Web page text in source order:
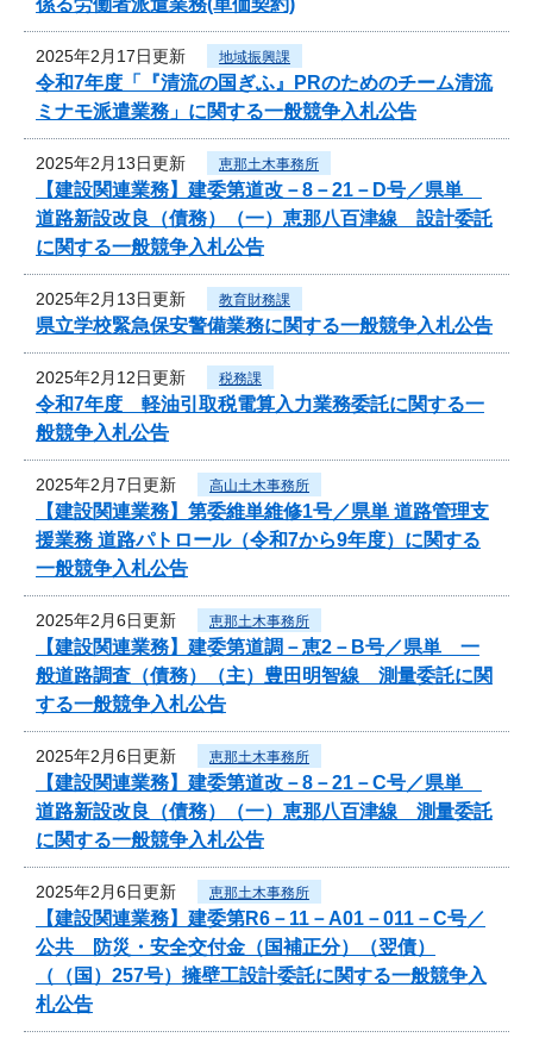
2025年2月17日更新 地域振興課
令和7年度「『清流の国ぎふ』PRのためのチーム清流
ミナモ派遣業務」に関する一般競争入札公告
2025年2月13日更新 恵那土木事務所
【建設関連業務】建委第道改－8－21－D号／県単
道路新設改良（債務）（一）恵那八百津線 設計委託
に関する一般競争入札公告
2025年2月13日更新 教育財務課
県立学校緊急保安警備業務に関する一般競争入札公告
2025年2月12日更新 税務課
令和7年度 軽油引取税電算入力業務委託に関する一
般競争入札公告
2025年2月7日更新 高山土木事務所
【建設関連業務】第委維単維修1号／県単 道路管理支
援業務 道路パトロール（令和7から9年度）に関する
一般競争入札公告
2025年2月6日更新 恵那土木事務所
【建設関連業務】建委第道調－恵2－B号／県単 一
般道路調査（債務）（主）豊田明智線 測量委託に関
する一般競争入札公告
2025年2月6日更新 恵那土木事務所
【建設関連業務】建委第道改－8－21－C号／県単
道路新設改良（債務）（一）恵那八百津線 測量委託
に関する一般競争入札公告
2025年2月6日更新 恵那土木事務所
【建設関連業務】建委第R6－11－A01－011－C号／
公共 防災・安全交付金（国補正分）（翌債）
（（国）257号）擁壁工設計委託に関する一般競争入
札公告